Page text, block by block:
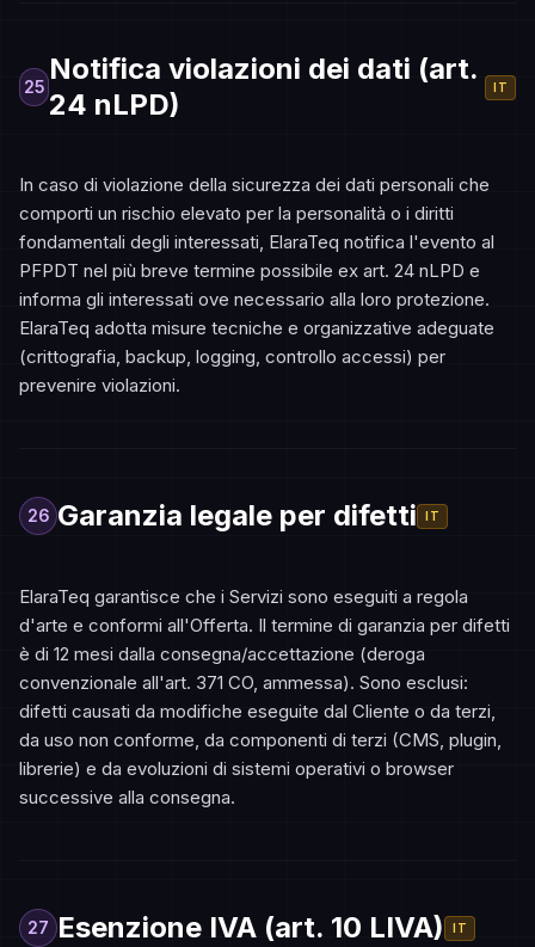
25
Notifica violazioni dei dati (art.
24 nLPD)
IT
In caso di violazione della sicurezza dei dati personali che
comporti un rischio elevato per la personalità o i diritti
fondamentali degli interessati, ElaraTeq notifica l'evento al
PFPDT nel più breve termine possibile ex art. 24 nLPD e
informa gli interessati ove necessario alla loro protezione.
ElaraTeq adotta misure tecniche e organizzative adeguate
(crittografia, backup, logging, controllo accessi) per
prevenire violazioni.
26 Garanzia legale per difetti IT
ElaraTeq garantisce che i Servizi sono eseguiti a regola
d'arte e conformi all'Offerta. Il termine di garanzia per difetti
è di 12 mesi dalla consegna/accettazione (deroga
convenzionale all'art. 371 CO, ammessa). Sono esclusi:
difetti causati da modifiche eseguite dal Cliente o da terzi,
da uso non conforme, da componenti di terzi (CMS, plugin,
librerie) e da evoluzioni di sistemi operativi o browser
successive alla consegna.
27 Esenzione IVA (art. 10 LIVA) IT